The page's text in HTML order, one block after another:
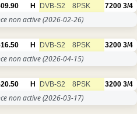
H DVB-S2 8PSK 7200 3/4
non active(2026-02-26)
H DVB-S2 8PSK 3200 3/4
non active(2026-04-15)
H DVB-S2 8PSK 3200 3/4
non active(2026-03-17)